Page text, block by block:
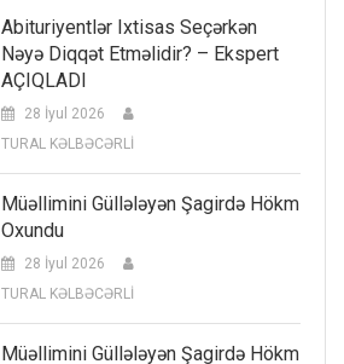
Abituriyentlər Ixtisas Seçərkən
Nəyə Diqqət Etməlidir? – Ekspert
AÇIQLADI
28 İyul 2026
TURAL KƏLBƏCƏRLİ
Müəllimini Güllələyən Şagirdə Hökm
Oxundu
28 İyul 2026
TURAL KƏLBƏCƏRLİ
Müəllimini Güllələyən Şagirdə Hökm